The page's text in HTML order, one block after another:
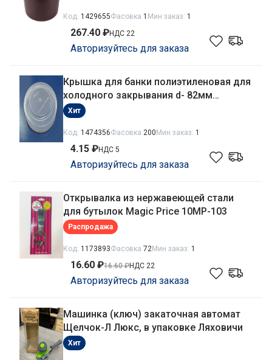
Код: 1429655Фасовка 1 Мин заказ: 1
267.40 ₽НДС 22
Авторизуйтесь для заказа
Крышка для банки полиэтиленовая для
холодного закрывания d- 82мм
прозрачная Рекма Нова КХ-4 Б00324
Хит
Код: 1474356Фасовка 200 Мин заказ: 1
4.15 ₽НДС 5
Авторизуйтесь для заказа
Открывалка из нержавеющей стали
для бутылок Magic Price 10MP-103
Распродажа
Код: 1173893Фасовка 72Мин заказ: 1
16.60 ₽
16.60 ₽ НДС 22
Авторизуйтесь для заказа
Машинка (ключ) закаточная автомат
Щелчок-Л Люкс, в упаковке Ляховичи
Хит